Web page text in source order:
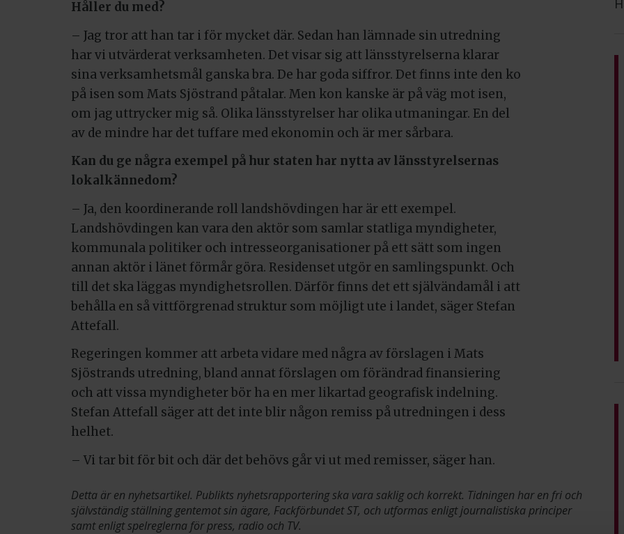
Håller du med?
– Jag tror att han tar i för mycket där. Sedan han lämnade sin utredning
har vi utvärderat verksamheten. Det visar sig att länsstyrelserna klarar
sina verksamhetsmål ganska bra. De har goda siffror. Det finns inte den ko
på isen som Mats Sjöstrand påtalar. Men kon kanske är på väg mot isen,
om jag uttrycker mig så. Olika länsstyrelser har olika utmaningar. En del
av de mindre har det tuffare med ekonomin och är mer sårbara.
Kan du ge några exempel på hur staten har nytta av länsstyrelsernas
lokalkännedom?
– Ja, den koordinerande roll landshövdingen har är ett exempel.
Landshövdingen kan vara den aktör som samlar statliga myndigheter,
kommunala politiker och intresseorganisationer på ett sätt som ingen
annan aktör i länet förmår göra. Residenset utgör en samlingspunkt. Och
till det ska läggas myndighetsrollen. Därför finns det ett självändamål i att
behålla en så vittförgrenad struktur som möjligt ute i landet, säger Stefan
Attefall.
Regeringen kommer att arbeta vidare med några av förslagen i Mats
Sjöstrands utredning, bland annat förslagen om förändrad finansiering
och att vissa myndigheter bör ha en mer likartad geografisk indelning.
Stefan Attefall säger att det inte blir någon remiss på utredningen i dess
helhet.
– Vi tar bit för bit och där det behövs går vi ut med remisser, säger han.
Detta är en nyhetsartikel. Publikts nyhetsrapportering ska vara saklig och korrekt. Tidningen har en fri och
självständig ställning gentemot sin ägare, Fackförbundet ST, och utformas enligt journalistiska principer
samt enligt spelreglerna för press, radio och TV.